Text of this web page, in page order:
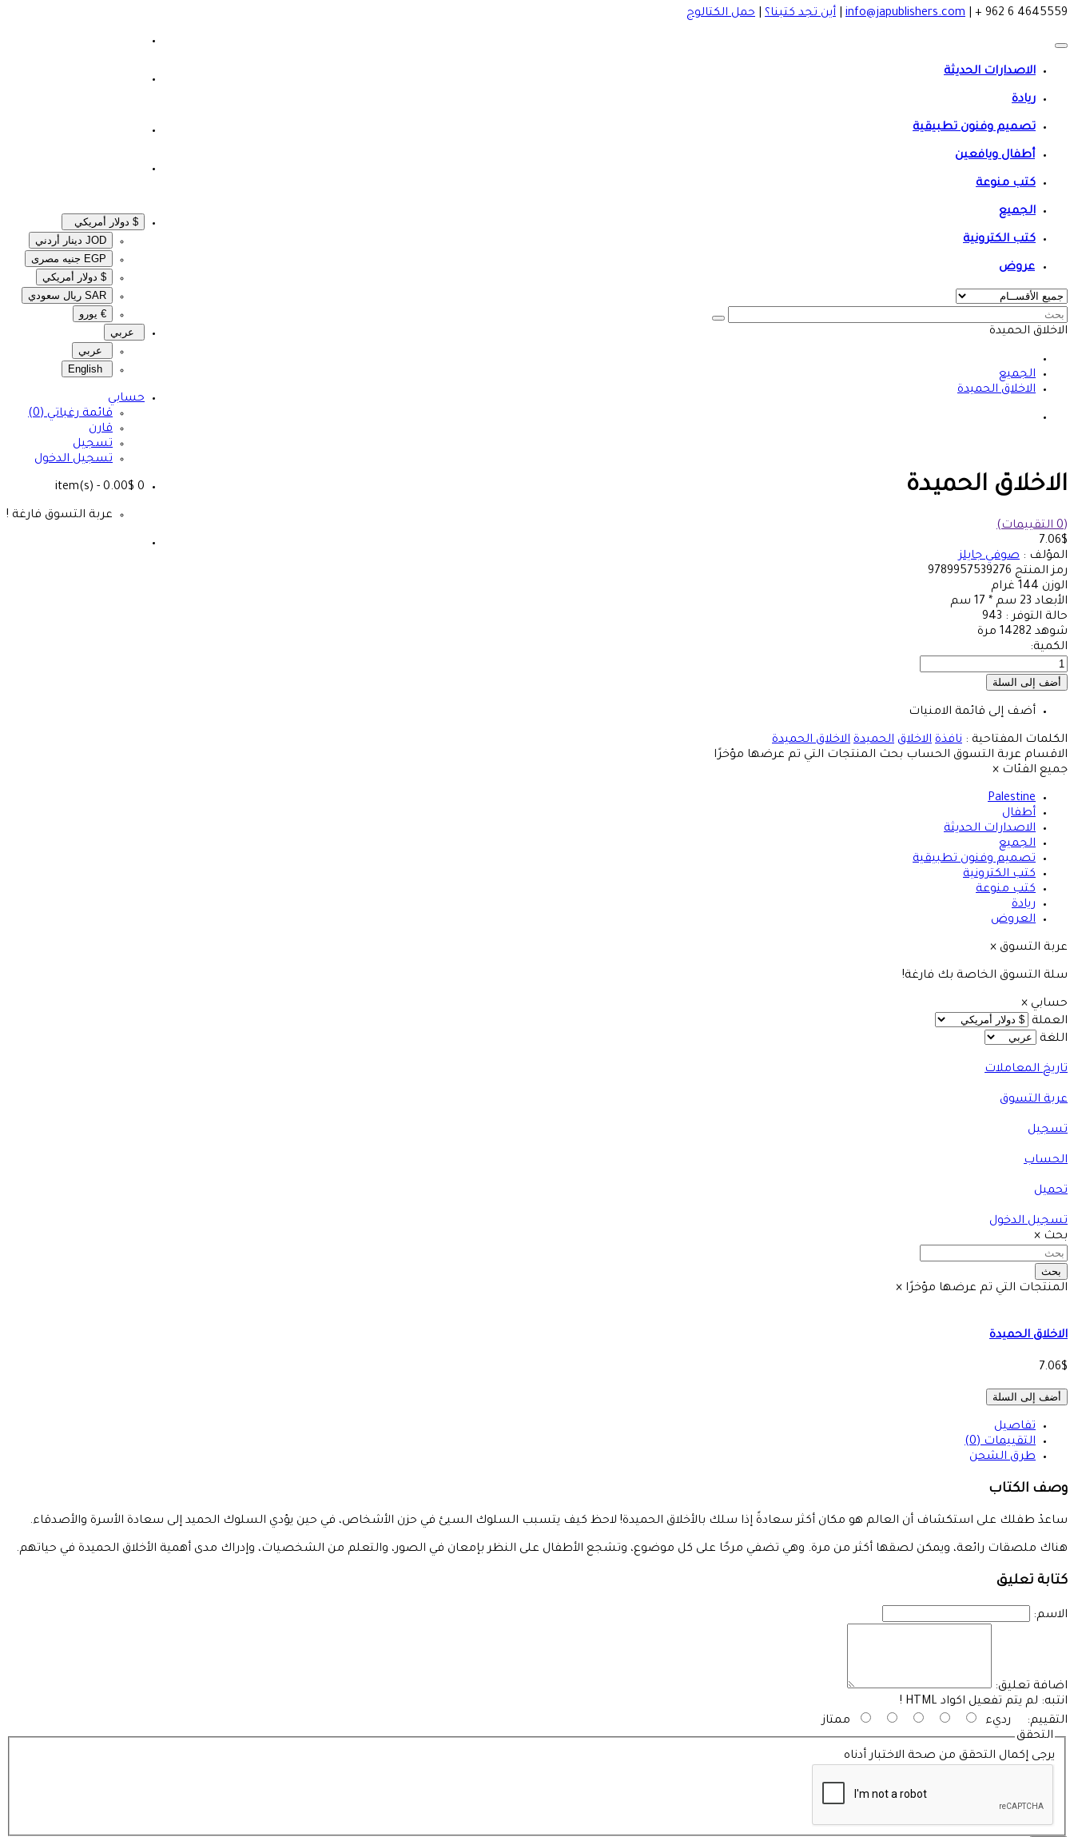
4645559 6 962 +
info@japublishers.com أين تجد كتبنا؟ حمل الكتالوج
$ دولار أمريكي
JOD دينار أردني
EGP جنيه مصرى‎
$ دولار أمريكي
SAR ريال سعودي
€ يورو
عربي
عربي
حسابي
قائمة رغباتي (0)
قارن
تسجيل
تسجيل الدخول
0
- 0.00$
عربة التسوق فارغة !
الاصدارات الحديثة
ريادة
تصميم وفنون تطبيقية
أطفال ويافعين
كتب منوعة
الجميع
كتب الكترونية
عروض
الاخلاق الحميدة
الجميع
الاخلاق الحميدة
الاخلاق الحميدة
(0 التقييمات)
7.06$
المؤلف : صوفي جايلز
رمز المنتج 9789957539276
الوزن 144 غرام
الأبعاد 23 سم * 17 سم
حالة التوفر : 943
شوهد 14282 مرة
الكمية:
أضف إلى قائمة الامنيات
الكلمات المفتاحية : نافذة الاخلاق الحميدة الاخلاق الحميدة
الاقسام عربة التسوق الحساب بحث المنتجات التي تم عرضها مؤخرًا
جميع الفئات ×
Palestine
أطفال
الاصدارات الحديثة
الجميع
تصميم وفنون تطبيقية
كتب الكترونية
كتب منوعة
ريادة
العروض
عربة التسوق ×
سلة التسوق الخاصة بك فارغة!
حسابي ×
العملة
اللغة
تاريخ المعاملات
عربة التسوق
تسجيل
الحساب
تحميل
تسجيل الدخول
بحث ×
بحث
المنتجات التي تم عرضها مؤخرًا ×
الاخلاق الحميدة
7.06$
أضف إلى السلة
تفاصيل
التقييمات (0)
طرق الشحن
وصف الكتاب
ساعدْ طفلك على استكشاف أن العالم هو مكان أكثر سعادةً إذا سلك بالأخلاق الحميدة! لاحظ كيف يتسبب السلوك السيئ في حزن الأشخاص، في حين يؤدي السلوك الحميد إلى سعادة الأسرة والأصدقاء.
هناك ملصقات رائعة، ويمكن لصقها أكثر من مرة. وهي تضفي مرحًا على كل موضوع، وتشجع الأطفال على النظر بإمعان في الصور، والتعلم من الشخصيات، وإدراك مدى أهمية الأخلاق الحميدة في حياتهم.
كتابة تعليق
الاسم:
اضافة تعليق:
انتبه: لم يتم تفعيل اكواد HTML !
التقييم:
رديء
ممتاز
التحقق
يرجى إكمال التحقق من صحة الاختبار أدناه